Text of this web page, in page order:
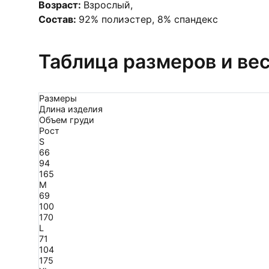
Возраст: Взрослый,
Состав: 92% полиэстер, 8% спандекс
Таблица размеров и
Размеры
Длина изделия
Объем груди
Рост
S
66
94
165
M
69
100
170
L
71
104
175